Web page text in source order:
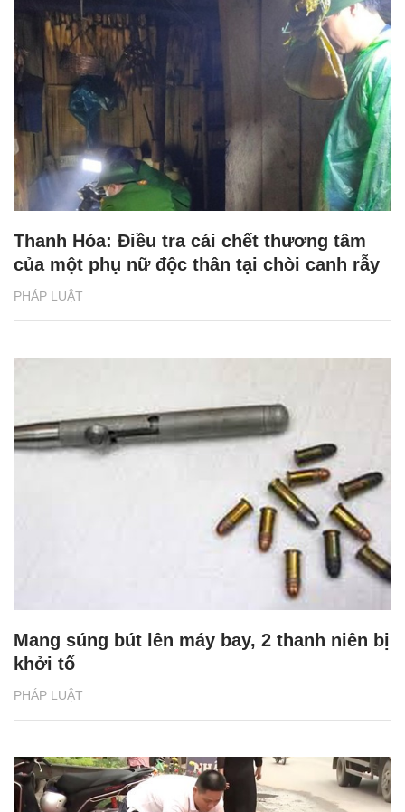
PHÁP LUẬT
Thanh Hóa: Điều tra cái chết thương tâm
của một phụ nữ độc thân tại chòi canh rẫy
PHÁP LUẬT
Mang súng bút lên máy bay, 2 thanh niên bị
khởi tố